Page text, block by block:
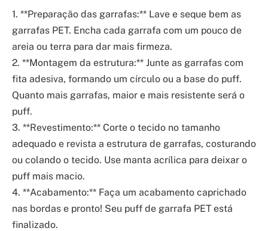
1. **Preparação das garrafas:** Lave e seque bem as
garrafas PET. Encha cada garrafa com um pouco de
areia ou terra para dar mais firmeza.
2. **Montagem da estrutura:** Junte as garrafas com
fita adesiva, formando um círculo ou a base do puff.
Quanto mais garrafas, maior e mais resistente será o
puff.
3. **Revestimento:** Corte o tecido no tamanho
adequado e revista a estrutura de garrafas, costurando
ou colando o tecido. Use manta acrílica para deixar o
puff mais macio.
4. **Acabamento:** Faça um acabamento caprichado
nas bordas e pronto! Seu puff de garrafa PET está
finalizado.